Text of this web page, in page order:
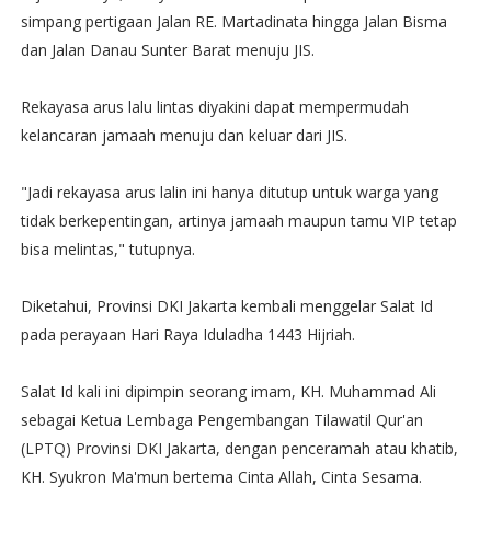
simpang pertigaan Jalan RE. Martadinata hingga Jalan Bisma
dan Jalan Danau Sunter Barat menuju JIS.
Rekayasa arus lalu lintas diyakini dapat mempermudah
kelancaran jamaah menuju dan keluar dari JIS.
"Jadi rekayasa arus lalin ini hanya ditutup untuk warga yang
tidak berkepentingan, artinya jamaah maupun tamu VIP tetap
bisa melintas," tutupnya.
Diketahui, Provinsi DKI Jakarta kembali menggelar Salat Id
pada perayaan Hari Raya Iduladha 1443 Hijriah.
Salat Id kali ini dipimpin seorang imam, KH. Muhammad Ali
sebagai Ketua Lembaga Pengembangan Tilawatil Qur'an
(LPTQ) Provinsi DKI Jakarta, dengan penceramah atau khatib,
KH. Syukron Ma'mun bertema Cinta Allah, Cinta Sesama.